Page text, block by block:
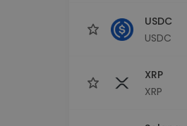
USDC
USDC
XRP
XRP